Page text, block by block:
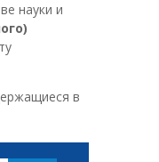
науки и
в